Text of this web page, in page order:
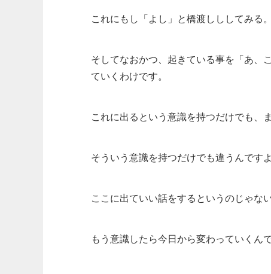
これにもし「よし」と橋渡しししてみる
そしてなおかつ、起きている事を「あ、
ていくわけです。
これに出るという意識を持つだけでも、
そういう意識を持つだけでも違うんです
ここに出ていい話をするというのじゃな
もう意識したら今日から変わっていくんで